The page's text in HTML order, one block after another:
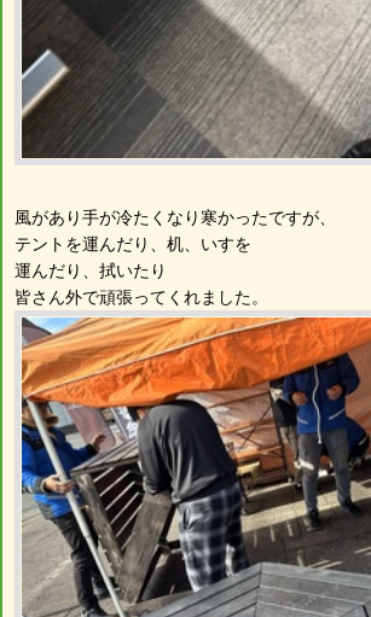
風があり手が冷たくなり寒かったですが、
テントを運んだり、机、いすを
運んだり、拭いたり
皆さん外で頑張ってくれました。